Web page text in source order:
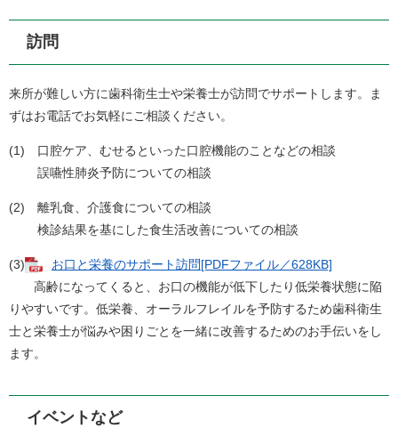
訪問
来所が難しい方に歯科衛生士や栄養士が訪問でサポートします。ま
ずはお電話でお気軽にご相談ください。
(1) 口腔ケア、むせるといった口腔機能のことなどの相談
誤嚥性肺炎予防についての相談
(2) 離乳食、介護食についての相談
検診結果を基にした食生活改善についての相談
(3)
お口と栄養のサポート訪問[PDFファイル／628KB]
高齢になってくると、お口の機能が低下したり低栄養状態に陥
りやすいです。低栄養、オーラルフレイルを予防するため歯科衛生
士と栄養士が悩みや困りごとを一緒に改善するためのお手伝いをし
ます。
イベントなど